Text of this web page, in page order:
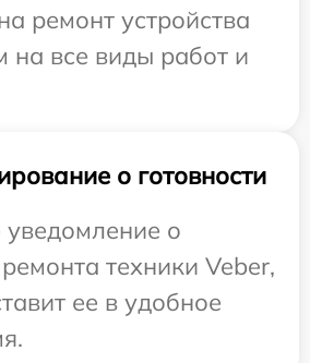
ремонт устройства
на все виды работ и
о готовности
о
техники Veber,
ее в удобное